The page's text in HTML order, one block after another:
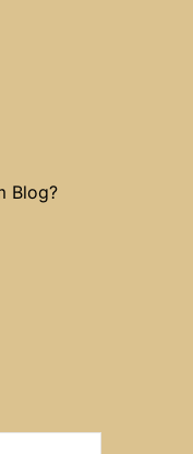
Blog?